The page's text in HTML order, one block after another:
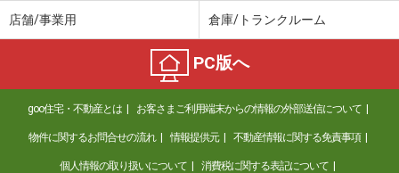
店舗/事業用 倉庫/トランクルーム
PC版へ
goo住宅・不動産とは お客さまご利用端末からの情報の外部送信について
物件に関するお問合せの流れ 情報提供元 不動産情報に関する免責事項
個人情報の取り扱いについて 消費税に関する表記について